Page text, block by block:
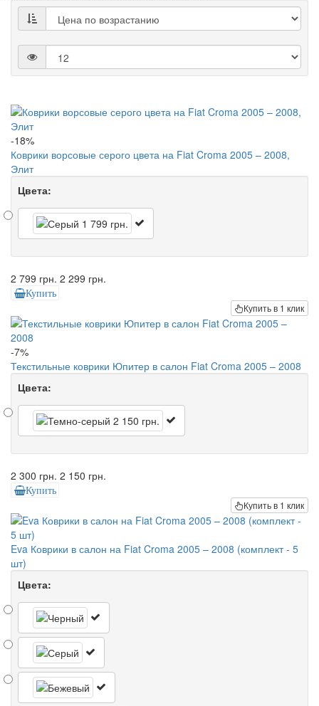
-18%
Коврики ворсовые серого цвета на Fiat Croma 2005 – 2008,
Элит
Цвета:
2 799 грн. 2 299 грн.
Купить
Купить в 1 клик
-7%
Текстильные коврики Юпитер в салон Fiat Croma 2005 – 2008
Цвета:
2 300 грн. 2 150 грн.
Купить
Купить в 1 клик
Eva Коврики в салон на Fiat Croma 2005 – 2008 (комплект - 5
шт)
Цвета: